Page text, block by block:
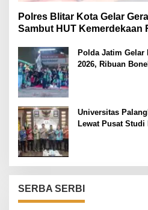
Polres Blitar Kota Gelar
Sambut HUT Kemerdekaan
Polda Jatim Gelar
2026, Ribuan
Universitas
Lewat Pusat
SERBA SERBI